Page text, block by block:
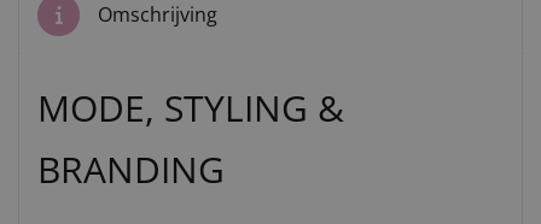
Omschrijving
MODE, STYLING &
BRANDING